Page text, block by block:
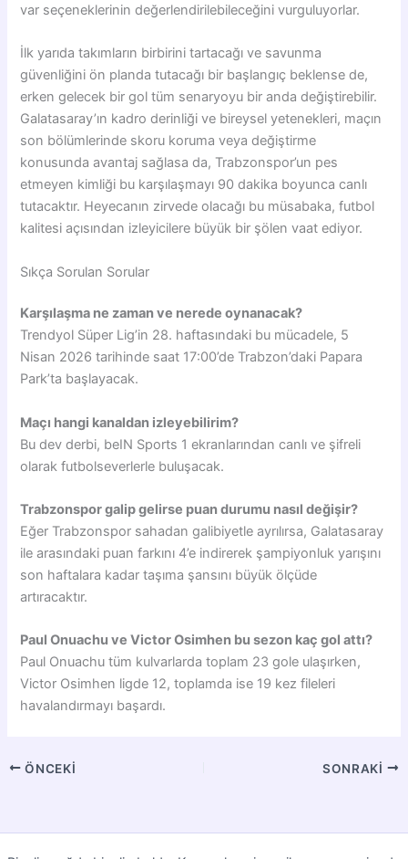
var seçeneklerinin değerlendirilebileceğini vurguluyorlar.
İlk yarıda takımların birbirini tartacağı ve savunma
güvenliğini ön planda tutacağı bir başlangıç beklense de,
erken gelecek bir gol tüm senaryoyu bir anda değiştirebilir.
Galatasaray’ın kadro derinliği ve bireysel yetenekleri, maçın
son bölümlerinde skoru koruma veya değiştirme
konusunda avantaj sağlasa da, Trabzonspor’un pes
etmeyen kimliği bu karşılaşmayı 90 dakika boyunca canlı
tutacaktır. Heyecanın zirvede olacağı bu müsabaka, futbol
kalitesi açısından izleyicilere büyük bir şölen vaat ediyor.
Sıkça Sorulan Sorular
Karşılaşma ne zaman ve nerede oynanacak?
Trendyol Süper Lig’in 28. haftasındaki bu mücadele, 5
Nisan 2026 tarihinde saat 17:00’de Trabzon’daki Papara
Park’ta başlayacak.
Maçı hangi kanaldan izleyebilirim?
Bu dev derbi, beIN Sports 1 ekranlarından canlı ve şifreli
olarak futbolseverlerle buluşacak.
Trabzonspor galip gelirse puan durumu nasıl değişir?
Eğer Trabzonspor sahadan galibiyetle ayrılırsa, Galatasaray
ile arasındaki puan farkını 4’e indirerek şampiyonluk yarışını
son haftalara kadar taşıma şansını büyük ölçüde
artıracaktır.
Paul Onuachu ve Victor Osimhen bu sezon kaç gol attı?
Paul Onuachu tüm kulvarlarda toplam 23 gole ulaşırken,
Victor Osimhen ligde 12, toplamda ise 19 kez fileleri
havalandırmayı başardı.
ÖNCEKI SONRAKI